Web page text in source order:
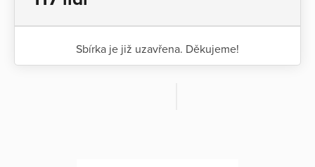
Sbírka je již uzavřena. Děkujeme!